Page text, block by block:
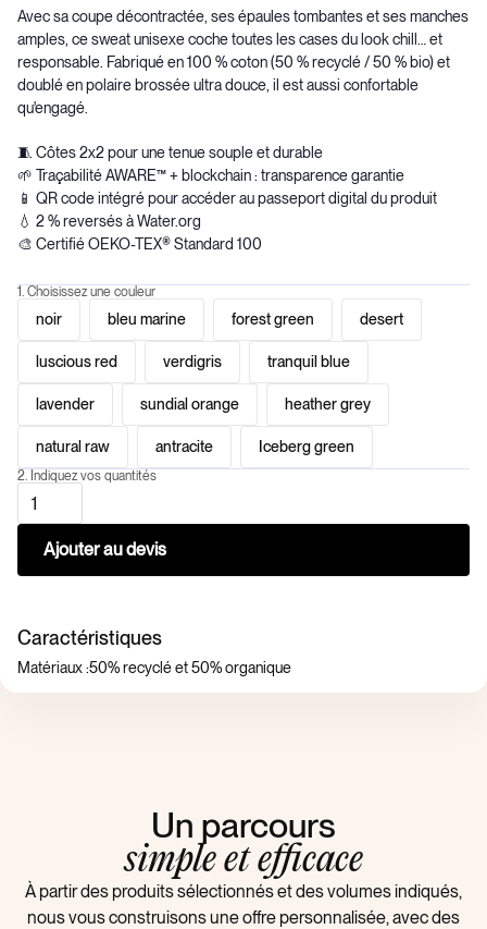
Avec sa coupe décontractée, ses épaules tombantes et ses manches
amples, ce sweat unisexe coche toutes les cases du look chill… et
responsable. Fabriqué en 100 % coton (50 % recyclé / 50 % bio) et
doublé en polaire brossée ultra douce, il est aussi confortable
qu'engagé.
🧵 Côtes 2x2 pour une tenue souple et durable
🌱 Traçabilité AWARE™ + blockchain : transparence garantie
📱 QR code intégré pour accéder au passeport digital du produit
💧 2 % reversés à Water.org
🎨 Certifié OEKO-TEX® Standard 100
1. Choisissez une couleur
noir bleu marine forest green desert
luscious red verdigris tranquil blue
lavender sundial orange heather grey
natural raw antracite Iceberg green
2. Indiquez vos quantités
Caractéristiques
Matériaux :50% recyclé et 50% organique
Un parcours
simple et efficace
À partir des produits sélectionnés et des volumes indiqués,
nous vous construisons une offre personnalisée, avec des